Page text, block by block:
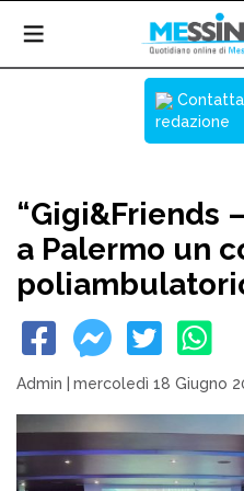
redazione
“Gigi&Friends
a Palermo un
Admin mercoledì 18 Giugno